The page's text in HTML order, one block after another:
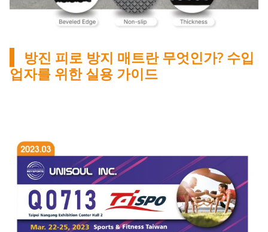
방진 피로 방지 매트란 무엇인가? 수입
업자를 위한 실용 가이드